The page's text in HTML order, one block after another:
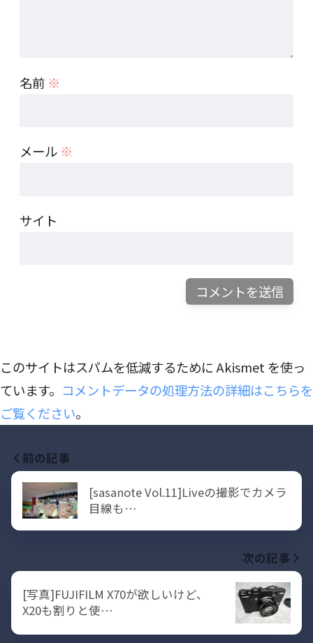
名前 ※
メール ※
サイト
このサイトはスパムを低減するために Akismet を使っ
ています。 コメントデータの処理方法の詳細はこちらを
ご覧ください。
前の記事
[sasanote Vol.11]Liveの撮影でカメラ
目線も…
次の記事
[写真]FUJIFILM X70が欲しいけど、
X20も割りと使…